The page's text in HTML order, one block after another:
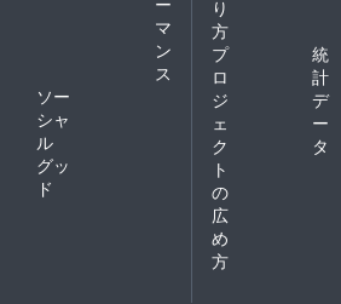
マ
ン
ス
ソー
シャ
ル
グッ
ド
り
方
プ
ロ
ジ
ェ
ク
ト
の
広
め
方
統
計
デ
ー
タ